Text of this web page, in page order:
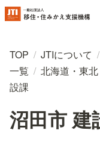
TOP / JTIについて /
一覧 / 北海道・東北
設課
沼田市 建